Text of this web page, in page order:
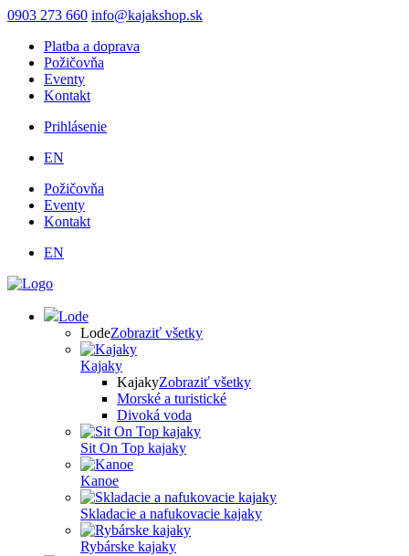
Skočiť
hlavný
obsah
0903 273 660 info@kajakshop.sk
Platba a doprava
Požičovňa
Eventy
Kontakt
Používateľské
Prihlásenie
EN
Požičovňa
Eventy
Kontakt
EN
Lode
LodeZobraziť všetky
Kajaky
KajakyZobraziť všetky
Morské a turistické
Divoká voda
Sit On Top kajaky
Kanoe
Skladacie a nafukovacie kajaky
Rybárske kajaky